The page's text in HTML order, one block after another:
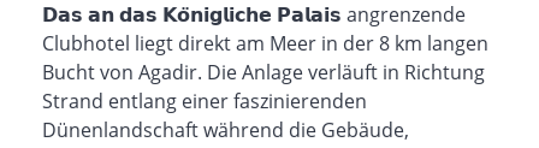
𝗗𝗮𝘀 𝗮𝗻 𝗱𝗮𝘀 𝗞𝗼̈𝗻𝗶𝗴𝗹𝗶𝗰𝗵𝗲 𝗣𝗮𝗹𝗮𝗶𝘀 angrenzende
Clubhotel liegt direkt am Meer in der 8 km langen
Bucht von Agadir. Die Anlage verläuft in Richtung
Strand entlang einer faszinierenden
Dünenlandschaft während die Gebäude,